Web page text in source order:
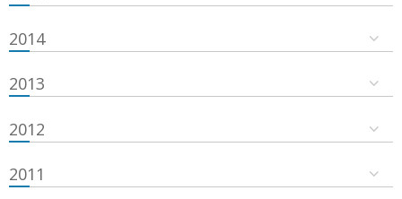
2014
2013
2012
2011